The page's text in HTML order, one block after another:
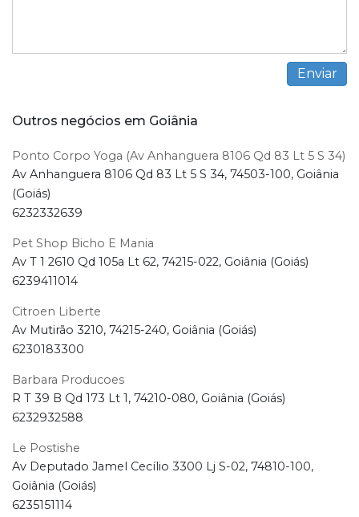
Outros negócios em Goiânia
Ponto Corpo Yoga (Av Anhanguera 8106 Qd 83 Lt 5 S 34)
Av Anhanguera 8106 Qd 83 Lt 5 S 34, 74503-100, Goiânia
(Goiás)
6232332639
Pet Shop Bicho E Mania
Av T 1 2610 Qd 105a Lt 62, 74215-022, Goiânia (Goiás)
6239411014
Citroen Liberte
Av Mutirão 3210, 74215-240, Goiânia (Goiás)
6230183300
Barbara Producoes
R T 39 B Qd 173 Lt 1, 74210-080, Goiânia (Goiás)
6232932588
Le Postishe
Av Deputado Jamel Cecílio 3300 Lj S-02, 74810-100,
Goiânia (Goiás)
6235151114